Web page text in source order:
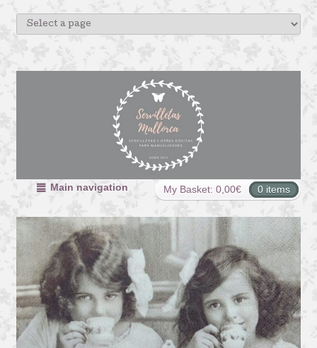
My Basket: 0,00€ 0 items
Main navigation